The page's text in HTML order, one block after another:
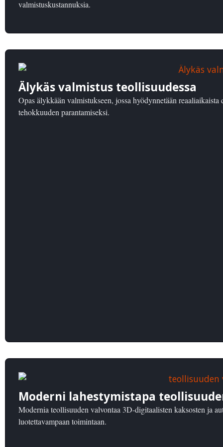
valmistuskustannuksia.
Älykäs valmistus teollisuudessa
Opas älykkään valmistukseen, jossa hyödynnetään
tehokkuuden parantamiseksi.
Moderni lahestymistapa
Modernia teollisuuden valvontaa 3D-digitaalisten kaksosten ja
luotettavampaan toimintaan.